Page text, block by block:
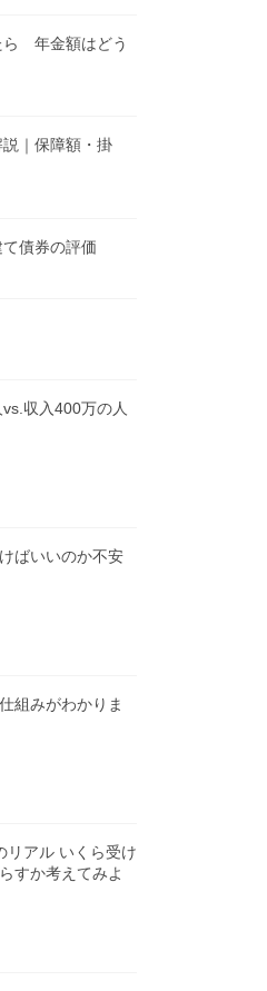
ら 年金額はどう
｜保障額・掛
債券の評価
収入400万の人
ばいいのか不安
組みがわかりま
アル いくら受け
すか考えてみよ